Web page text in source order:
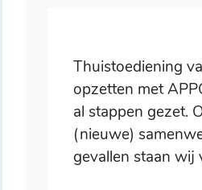
Thuistoediening
opzetten met
al stappen gezet.
(nieuwe)
gevallen staan wij